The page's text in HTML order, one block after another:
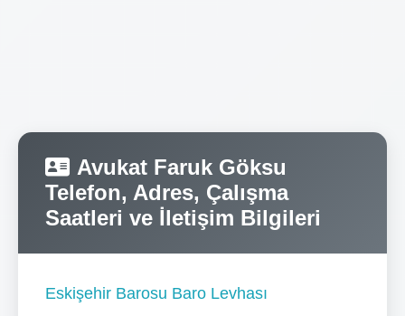
Avukat Faruk Göksu
Telefon, Adres, Çalışma
Saatleri ve İletişim Bilgileri
Eskişehir Barosu Baro Levhası